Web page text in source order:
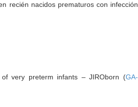
recién nacidos prematuros con infección
very preterm infants – JIROborn (GA-